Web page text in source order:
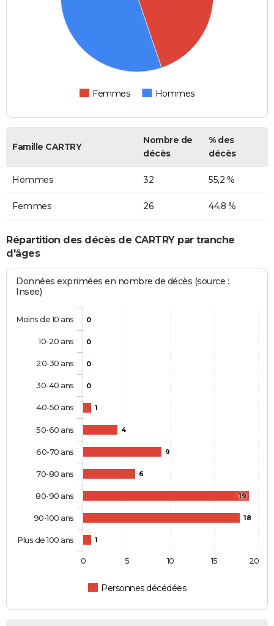
Femmes Hommes
Famille CARTRY
Nombre de
décès
% des
décès
Hommes 32 55,2 %
Femmes 26 44,8 %
Répartition des décès de CARTRY par tranche
d'âges
Données exprimées en nombre de décès (source :
Insee)
0
0
0
0
1
4
9
6
19
18
1
Personnes décédées
Moins de 10 ans
10-20 ans
20-30 ans
30-40 ans
40-50 ans
50-60 ans
60-70 ans
70-80 ans
80-90 ans
90-100 ans
Plus de 100 ans
0 5 10 15 20